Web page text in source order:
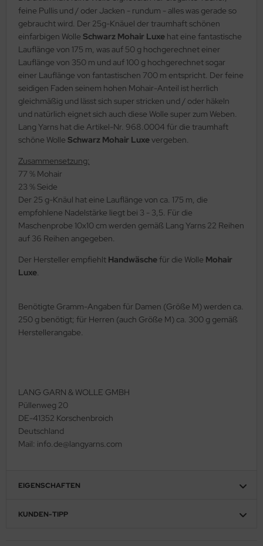
feine Pullis und / oder Jacken - rundum - alles was gerade so
gebraucht wird. Der 25g-Knäuel der traumhaft schönen
einfarbigen Wolle Schwarz Mohair Luxe hat eine fantastische
Lauflänge von 175 m, was auf 50 g hochgerechnet einer
Lauflänge von 350 m und auf 100 g hochgerechnet sogar
einer Lauflänge von fantastischen 700 m entspricht. Der feine
seidigen Faden seinem hohen Mohair-Anteil ist herrlich
gleichmäßig und lässt sich super stricken und / oder häkeln
und natürlich eignet sich auch diese Wolle super zum Weben.
Lang Yarns hat die Artikel-Nr. 968.0004 für die traumhaft
schöne Wolle Schwarz Mohair Luxevergeben.
Zusammensetzung:
77 % Mohair
23 % Seide
Der 25 g-Knäul hat eine Lauflänge von ca. 175 m, die
empfohlene Nadelstärke liegt bei 3 - 3,5. Für die
Maschenprobe 10x10 cm werden gemäß Lang Yarns 22 Reihen
auf 36 Reihen angegeben.
Der Hersteller empfiehlt Handwäschefür die Wolle Mohair
Luxe.
Benötigte Gramm-Angaben für Damen (Größe M) werden ca.
250 g benötigt; für Herren (auch Größe M) ca. 300 g gemäß
Herstellerangabe.
LANG GARN & WOLLE GMBH
Püllenweg 20
DE-41352 Korschenbroich
Deutschland
Mail: info.de@langyarns.com
EIGENSCHAFTEN
KUNDEN-TIPP